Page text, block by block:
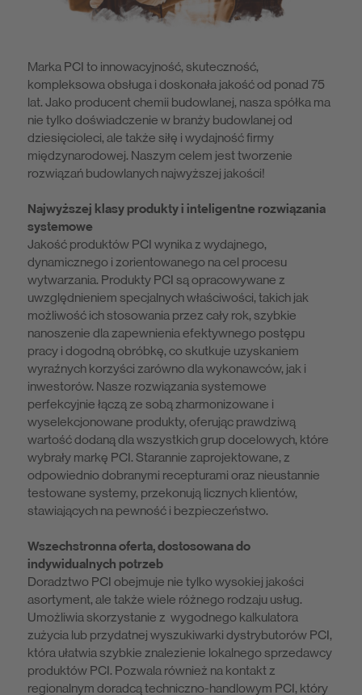
Marka PCI to innowacyjność, skuteczność,
kompleksowa obsługa i doskonała jakość od ponad 75
lat. Jako producent chemii budowlanej, nasza spółka ma
nie tylko doświadczenie w branży budowlanej od
dziesięcioleci, ale także siłę i wydajność firmy
międzynarodowej. Naszym celem jest tworzenie
rozwiązań budowlanych najwyższej jakości!
Najwyższej klasy produkty i inteligentne rozwiązania
systemowe
Jakość produktów PCI wynika z wydajnego,
dynamicznego i zorientowanego na cel procesu
wytwarzania. Produkty PCI są opracowywane z
uwzględnieniem specjalnych właściwości, takich jak
możliwość ich stosowania przez cały rok, szybkie
nanoszenie dla zapewnienia efektywnego postępu
pracy i dogodną obróbkę, co skutkuje uzyskaniem
wyraźnych korzyści zarówno dla wykonawców, jak i
inwestorów. Nasze rozwiązania systemowe
perfekcyjnie łączą ze sobą zharmonizowane i
wyselekcjonowane produkty, oferując prawdziwą
wartość dodaną dla wszystkich grup docelowych, które
wybrały markę PCI. Starannie zaprojektowane, z
odpowiednio dobranymi recepturami oraz nieustannie
testowane systemy, przekonują licznych klientów,
stawiających na pewność i bezpieczeństwo.
Wszechstronna oferta, dostosowana do
indywidualnych potrzeb
Doradztwo PCI obejmuje nie tylko wysokiej jakości
asortyment, ale także wiele różnego rodzaju usług.
Umożliwia skorzystanie z wygodnego kalkulatora
zużycia lub przydatnej wyszukiwarki dystrybutorów PCI,
która ułatwia szybkie znalezienie lokalnego sprzedawcy
produktów PCI. Pozwala również na kontakt z
regionalnym doradcą techniczno-handlowym PCI, który